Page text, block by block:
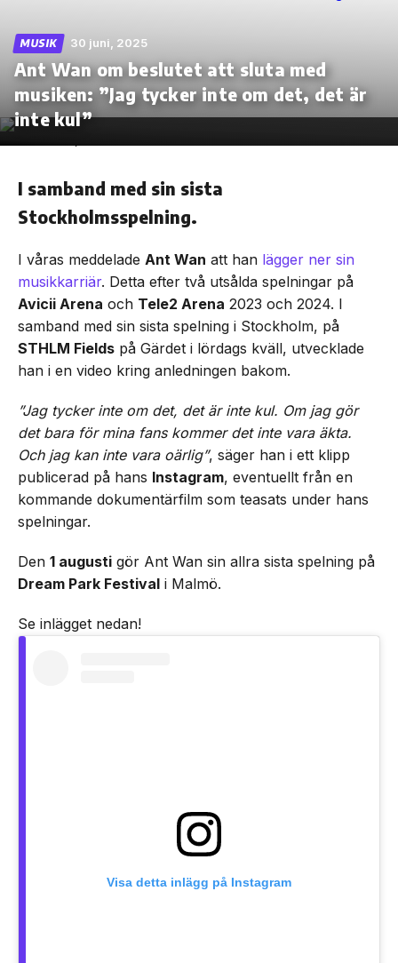
Skip
the
MUSIK 30 juni, 2025
Ant Wan om beslutet att sluta med
musiken: ”Jag tycker inte om det, det är
inte kul”
I samband med sin sista
Stockholmsspelning.
I våras meddelade Ant Wan att han lägger ner sin
musikkarriär. Detta efter två utsålda spelningar på
Avicii Arena och Tele2 Arena 2023 och 2024. I
samband med sin sista spelning i Stockholm, på
STHLM Fields på Gärdet i lördags kväll, utvecklade
han i en video kring anledningen bakom.
”Jag tycker inte om det, det är inte kul. Om jag gör
det bara för mina fans kommer det inte vara äkta.
Och jag kan inte vara oärlig”, säger han i ett klipp
publicerad på hans Instagram, eventuellt från en
kommande dokumentärfilm som teasats under hans
spelningar.
Den 1 augusti gör Ant Wan sin allra sista spelning på
Dream Park Festival i Malmö.
Se inlägget nedan!
Visa detta inlägg på Instagram